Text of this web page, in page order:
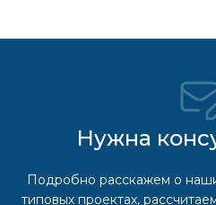
Нужна
Подробно расскажем о
типовых проектах,